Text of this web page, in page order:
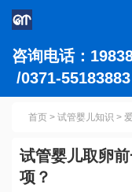
咨询电话：
/0371-55183883
首页 > 试管婴儿知识 >
试管婴儿取卵
项？